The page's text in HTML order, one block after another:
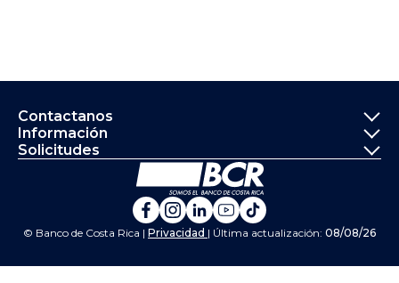
Contactanos
Información
Solicitudes
Ir a la página principal del Banco de
© Banco de Costa Rica | Privacidad | Última actualización: 08/08/26
Banco de Costa Rica en
Banco de Costa Rica
Banco de Costa Rica
Banco de Costa
Banco de